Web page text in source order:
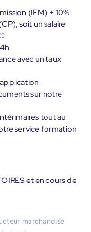
(IFM) + 10%
soit un salaire
avec un taux
sur notre
tout au
service formation
et en cours de
marchandise